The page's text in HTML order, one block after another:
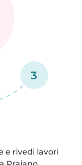
3
e rivedi lavori